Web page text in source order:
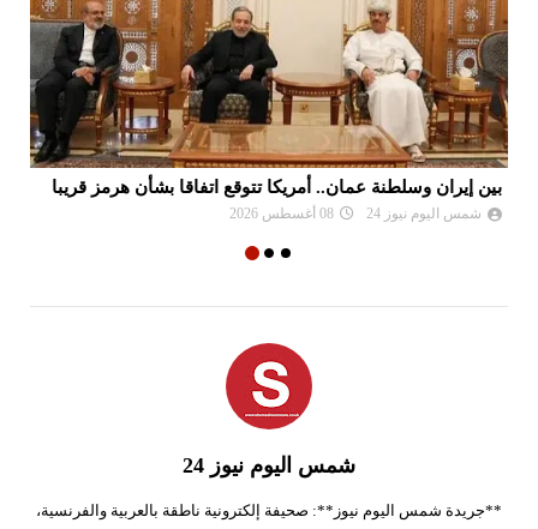
بين إيران وسلطنة عمان.. أمريكا تتوقع اتفاقا بشأن هرمز قريبا
شمس اليوم نيوز 24 08 أغسطس 2026
شمس اليوم نيوز 24
**جريدة شمس اليوم نيوز**: صحيفة إلكترونية ناطقة بالعربية والفرنسية،